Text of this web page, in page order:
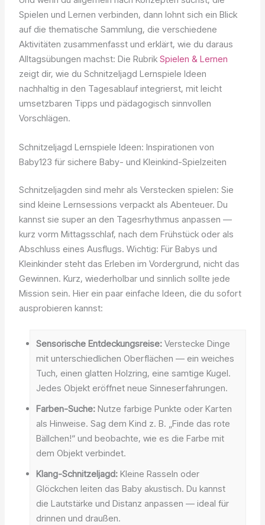
Spielen und Lernen verbinden, dann lohnt sich ein Blick
auf die thematische Sammlung, die verschiedene
Aktivitäten zusammenfasst und erklärt, wie du daraus
Alltagsübungen machst: Die RubrikSpielen & Lernen
zeigt dir, wie du Schnitzeljagd Lernspiele Ideen
nachhaltig in den Tagesablauf integrierst, mit leicht
umsetzbaren Tipps und pädagogisch sinnvollen
Vorschlägen.
Schnitzeljagd Lernspiele Ideen: Inspirationen von
Baby123 für sichere Baby- und Kleinkind-Spielzeiten
Schnitzeljagden sind mehr als Verstecken spielen: Sie
sind kleine Lernsessions verpackt als Abenteuer. Du
kannst sie super an den Tagesrhythmus anpassen —
kurz vorm Mittagsschlaf, nach dem Frühstück oder als
Abschluss eines Ausflugs. Wichtig: Für Babys und
Kleinkinder steht das Erleben im Vordergrund, nicht das
Gewinnen. Kurz, wiederholbar und sinnlich sollte jede
Mission sein. Hier ein paar einfache Ideen, die du sofort
ausprobieren kannst:
Sensorische Entdeckungsreise: Verstecke Dinge
mit unterschiedlichen Oberflächen — ein weiches
Tuch, einen glatten Holzring, eine samtige Kugel.
Jedes Objekt eröffnet neue Sinneserfahrungen.
Farben-Suche: Nutze farbige Punkte oder Karten
als Hinweise. Sag dem Kind z. B. „Finde das rote
Bällchen!“ und beobachte, wie es die Farbe mit
dem Objekt verbindet.
Klang-Schnitzeljagd: Kleine Rasseln oder
Glöckchen leiten das Baby akustisch. Du kannst
die Lautstärke und Distanz anpassen — ideal für
drinnen und draußen.